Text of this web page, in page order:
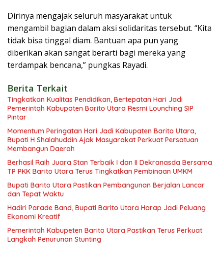
Dirinya mengajak seluruh masyarakat untuk
mengambil bagian dalam aksi solidaritas tersebut. “Kita
tidak bisa tinggal diam. Bantuan apa pun yang
diberikan akan sangat berarti bagi mereka yang
terdampak bencana,” pungkas Rayadi.
Berita Terkait
Tingkatkan Kualitas Pendidikan, Bertepatan Hari Jadi
Pemerintah Kabupaten Barito Utara Resmi Lounching SIP
Pintar
Momentum Peringatan Hari Jadi Kabupaten Barito Utara,
Bupati H Shalahuddin Ajak Masyarakat Perkuat Persatuan
Membangun Daerah
Berhasil Raih Juara Stan Terbaik I dan II Dekranasda Bersama
TP PKK Barito Utara Terus Tingkatkan Pembinaan UMKM
Bupati Barito Utara Pastikan Pembangunan Berjalan Lancar
dan Tepat Waktu
Hadiri Parade Band, Bupati Barito Utara Harap Jadi Peluang
Ekonomi Kreatif
Pemerintah Kabupeten Barito Utara Pastikan Terus Perkuat
Langkah Penurunan Stunting